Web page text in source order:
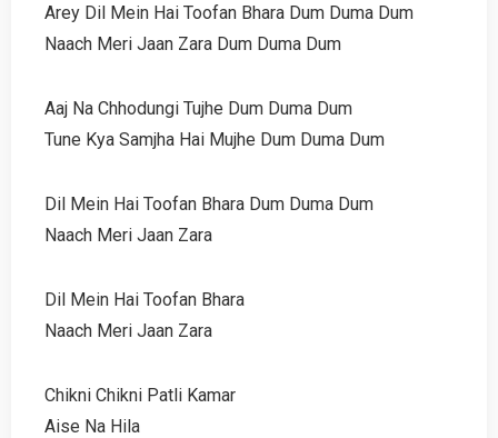
Arey Dil Mein Hai Toofan Bhara Dum Duma Dum
Naach Meri Jaan Zara Dum Duma Dum
Aaj Na Chhodungi Tujhe Dum Duma Dum
Tune Kya Samjha Hai Mujhe Dum Duma Dum
Dil Mein Hai Toofan Bhara Dum Duma Dum
Naach Meri Jaan Zara
Dil Mein Hai Toofan Bhara
Naach Meri Jaan Zara
Chikni Chikni Patli Kamar
Aise Na Hila